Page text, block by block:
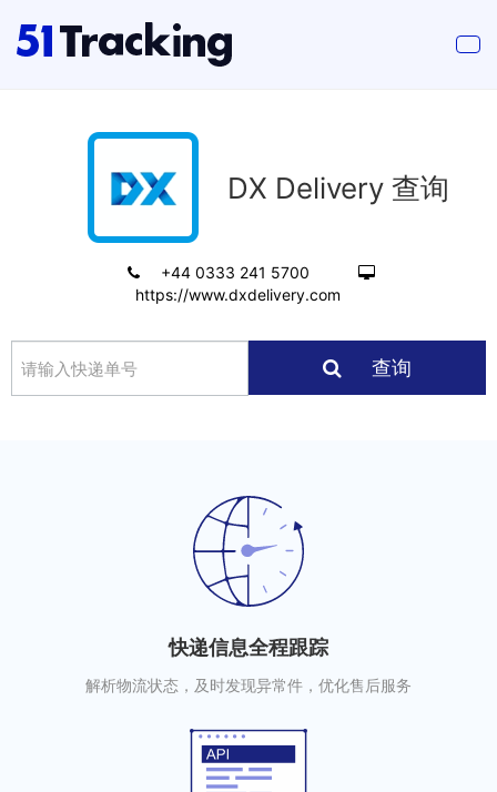
DX Delivery 查询
+44 0333 241 5700
https://www.dxdelivery.com
查询
快递信息全程跟踪
解析物流状态，及时发现异常件，优化售后服务